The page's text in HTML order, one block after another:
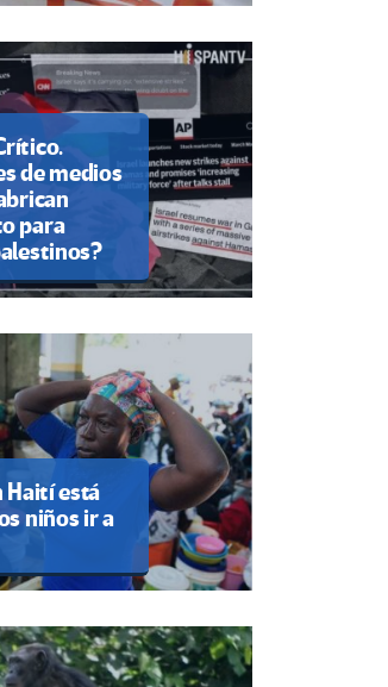
de medios
para
Haití está
niños ir a